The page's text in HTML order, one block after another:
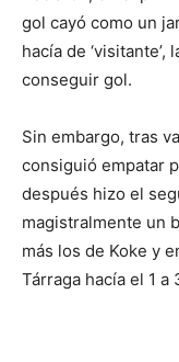
gol cayó como un
hacía de
conseguir gol.
Sin embargo, tras
consiguió empatar
después hizo el
magistralmente un
más los de Koke y
Tárraga hacía el 1